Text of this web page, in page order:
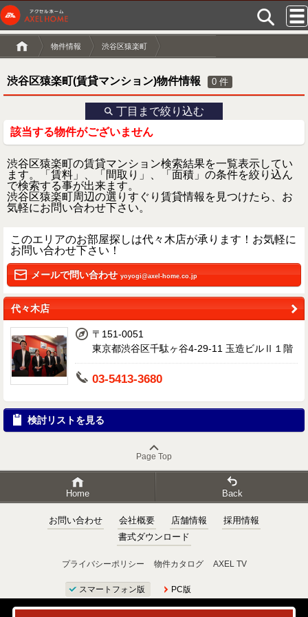
物件情報 渋谷区猿楽町
渋谷区猿楽町(賃貸マンション)物件情報 0 件
丁目まで絞り込む
該当する物件がございません
渋谷区猿楽町の賃貸マンション検索結果を一覧表示してい
ます。「賃料」、「間取り」、「面積」の条件を絞り込ん
で検索する事が出来ます。
渋谷区猿楽町周辺の選りすぐり賃貸情報を見つけたら、お
気軽にお問い合わせ下さい。
このエリアのお部屋探しは代々木店が承ります！お気軽に
お問い合わせ下さい！
メールで問い合わせ yoyogi@axel-home.co.jp
代々木店
〒151-0051
東京都渋谷区千駄ヶ谷4-29-11 玉造ビルⅡ１階
03-5413-3680
検討リストを見る
Page Top
Home Back
お問い合わせ 会社概要 店舗情報
採用情報
書式ダウンロード
プライバシーポリシー 物件カタログ AXEL TV
スマートフォン版 PC版